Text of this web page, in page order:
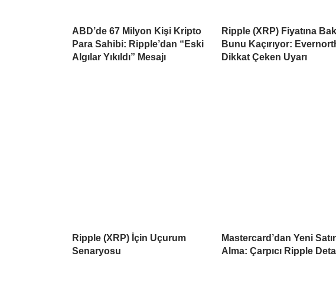
ABD’de 67 Milyon Kişi Kripto
Para Sahibi: Ripple’dan “Eski
Algılar Yıkıldı” Mesajı
Ripple (XRP) Fiyatına
Bunu Kaçırıyor:
Dikkat Çeken Uyarı
Ripple (XRP) İçin Uçurum
Senaryosu
Mastercard’dan Yeni
Alma: Çarpıcı Ripple